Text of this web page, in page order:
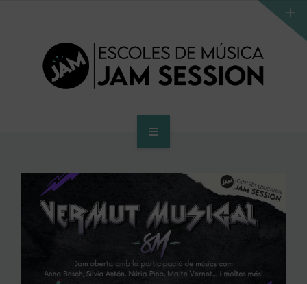
SCHOOL
ACCES PROGRAM TO HIGHER SCHOOL
HIGHER SCHOOL